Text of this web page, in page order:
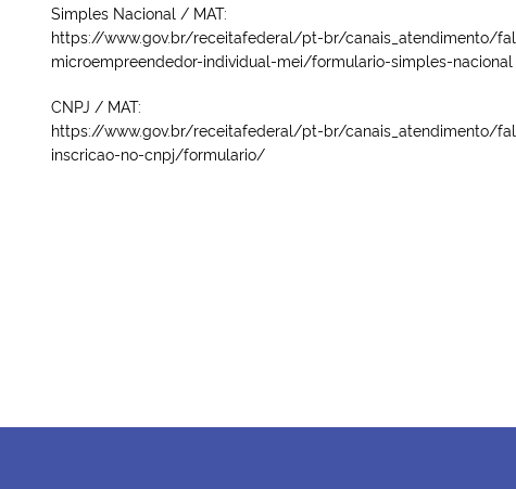
Simples Nacional / MAT:
https://www.gov.br/receitafederal/pt-br/canais_atendimento/
microempreendedor-individual-mei/formulario-simples-nacional
CNPJ / MAT:
https://www.gov.br/receitafederal/pt-br/canais_atendimento/
inscricao-no-cnpj/formulario/